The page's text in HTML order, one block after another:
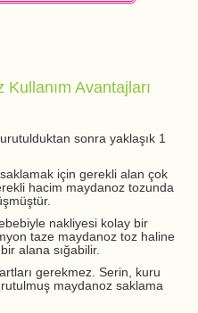
Avantajları
sonra yaklaşık 1
için gerekli alan çok
hacim maydanoz tozunda
nakliyesi kolay bir
taze maydanoz toz haline
alana sığabilir.
gerekmez. Serin, kuru
maydanoz saklama